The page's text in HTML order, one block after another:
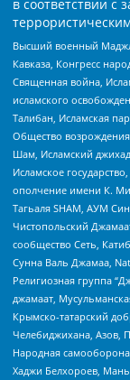
в соответствии с
Высший военный
Кавказа, Конгресс
Священная война,
исламского
Талибан, Исламская
Общество
Шам, Исламский
Исламское
ополчение имени К.
Тагьаля SHAM, АУМ
Чистопольский
сообщество Сеть,
Сунна Валь Джамаа,
Религиозная группа
джамаат,
Крымско-татарский
Челебиджихана, Азов,
Народная
Хаджи Белхороев,